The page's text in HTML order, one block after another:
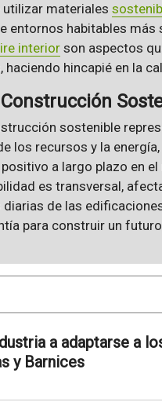
materiales
entornos habitables más
interiorson aspectos
hincapié en la
sostenible
los recursos y la
a largo plazo en
es transversal,
de las
para construir un
a adaptarse a
y Barnices